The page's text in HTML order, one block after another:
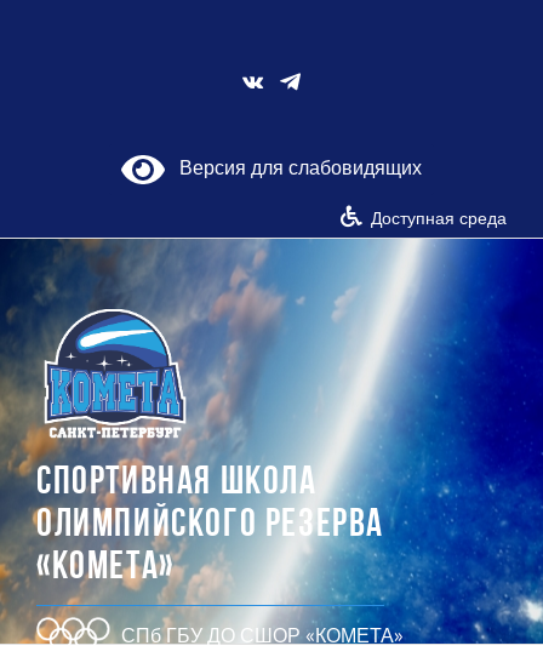
Vk
Версия для слабовидящих
Доступная среда
СПОРТИВНАЯ ШКОЛА
ОЛИМПИЙСКОГО РЕЗЕРВА
«КОМЕТА»
СПб ГБУ ДО СШОР «КОМЕТА»